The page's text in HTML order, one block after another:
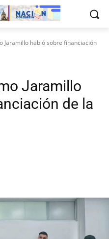
Jaramillo habló sobre financiación
Jaramillo
de la